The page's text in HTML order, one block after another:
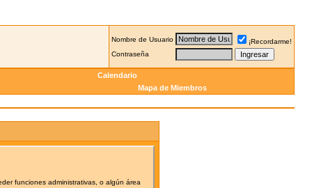
Nombre de Usuario
¡Recordarme!
Contraseña
Calendario
Mapa de Miembros
funciones administrativas, o algún área